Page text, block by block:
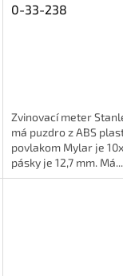
0-33-238
Zvinovací meter
má puzdro z ABS
povlakom Mylar je
pásky je 12,7 mm. Má...